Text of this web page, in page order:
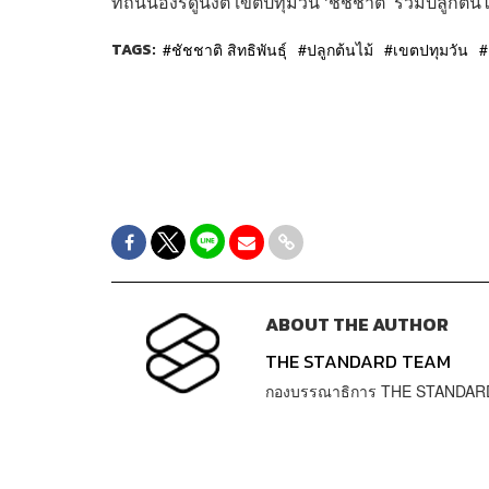
TAGS: ชัชชาติ สิทธิพันธุ์ ปลูกต้นไม้ เขตปทุมวัน
ABOUT THE AUTHOR
THE STANDARD TEAM
กองบรรณาธิการ THE